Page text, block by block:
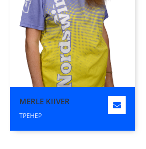
MERLE KIIVER
ТРЕНЕР